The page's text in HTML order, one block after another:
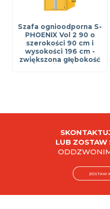
Szafa ognioodporna S-
PHOENIX Vol 2 90 o
szerokości 90 cm i
wysokości 196 cm -
zwiększona głębokość
LUB ZOSTAW
ZOSTAW